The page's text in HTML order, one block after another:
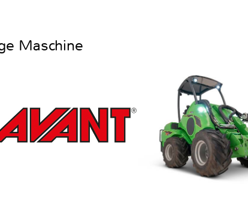
Maschine